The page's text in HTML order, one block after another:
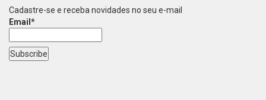
Cadastre-se e receba novidades no seu e-mail
Email*